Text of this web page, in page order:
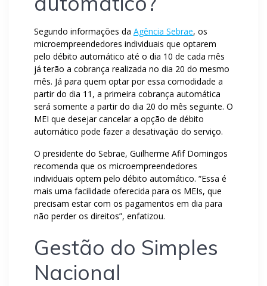
Segundo informações da Agência Sebrae, os
microempreendedores individuais que optarem
pelo débito automático até o dia 10 de cada mês
já terão a cobrança realizada no dia 20 do mesmo
mês. Já para quem optar por essa comodidade a
partir do dia 11, a primeira cobrança automática
será somente a partir do dia 20 do mês seguinte. O
MEI que desejar cancelar a opção de débito
automático pode fazer a desativação do serviço.
O presidente do Sebrae, Guilherme Afif Domingos
recomenda que os microempreendedores
individuais optem pelo débito automático. “Essa é
mais uma facilidade oferecida para os MEIs, que
precisam estar com os pagamentos em dia para
não perder os direitos”, enfatizou.
Gestão do Simples
Nacional